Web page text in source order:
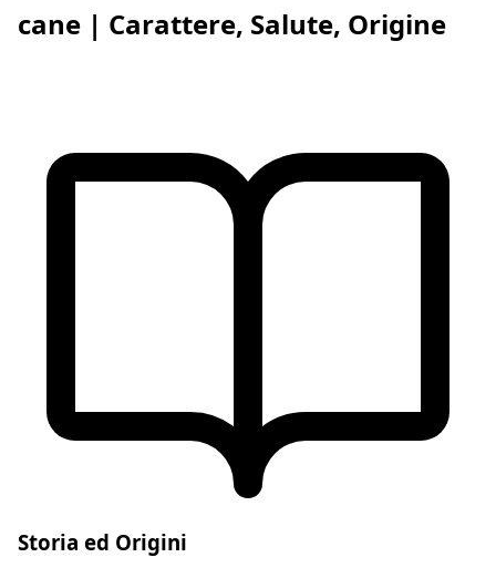
cane | Carattere, Salute, Origine
Storia ed Origini